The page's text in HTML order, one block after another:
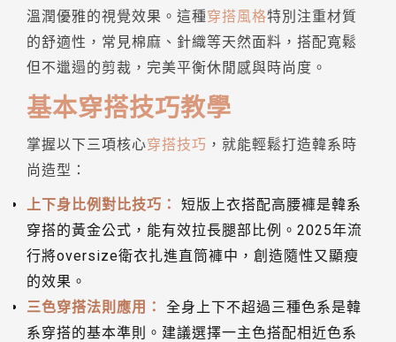
溫潤優雅的視覺效果。這種穿搭風格特別注重材質
的舒適性，常見棉麻、針織等天然面料，搭配寬鬆
但不邋遢的剪裁，完美平衡休閒感與時尚度。
基本穿搭技巧教學
掌握以下三項核心穿搭技巧 ，就能輕鬆打造韓系時
尚造型：
上下身比例對比技巧：
短版上衣搭配高腰褲是韓系
穿搭的黃金公式，能有效拉長腿部比例。2025年流
行將oversize衛衣扎進直筒褲中，創造隨性又顯瘦
的效果。
三色穿搭法則應用：
全身上下不超過三種色系是韓
系穿搭的基本準則。建議選擇一主色搭配相近色系